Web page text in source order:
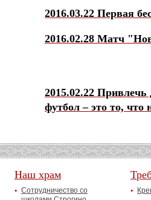
2016.03.22 Первая
2016.02.28 Матч
2015.02.22 Привлечь
футбол – это то, что
Наш храм
Сотрудничество со